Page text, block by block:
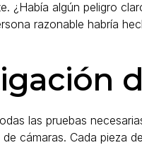
¿Había algún peligro
razonable habría
las pruebas
cámaras. Cada pieza